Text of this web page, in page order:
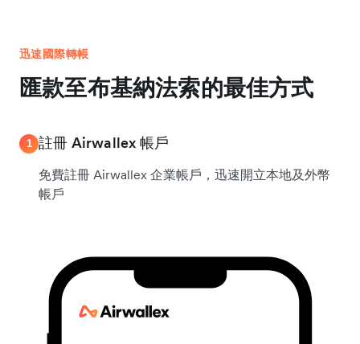
迅速國際轉帳
匯款至布基納法索的最佳方式
1 註冊 Airwallex 帳戶
免費註冊 Airwallex 企業帳戶，迅速開立本地及外幣
帳戶